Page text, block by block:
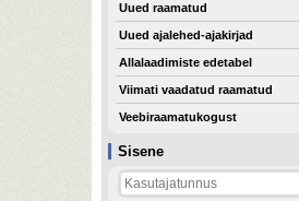
Sisene
Uued raamatud
Uued ajalehed-ajakirjad
Allalaadimiste edetabel
Viimati vaadatud raamatud
Veebiraamatukogust